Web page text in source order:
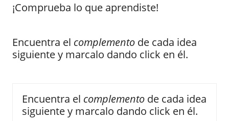
¡Comprueba lo que aprendiste!
Encuentra el complemento de cada idea
siguiente y marcalo dando click en él.
Encuentra el complemento de cada idea
siguiente y marcalo dando click en él.